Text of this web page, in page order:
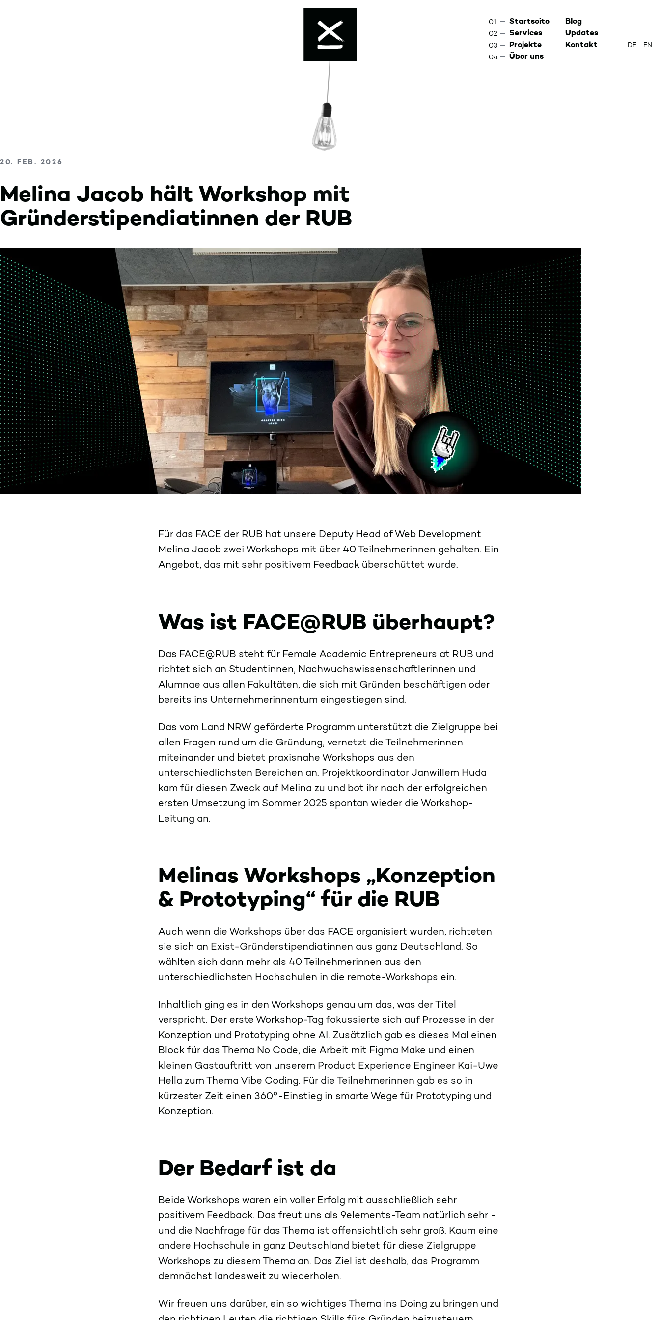
Startseite
Services
Projekte
Über uns
Blog
Updates
Kontakt
DE Zur
EN
Enable dark mode
VERÖFFENTLICHT AM
20. FEB. 2026
Melina Jacob hält Workshop mit
Gründerstipendiatinnen der RUB
Für das FACE der RUB hat unsere Deputy Head of Web Development
Melina Jacob zwei Workshops mit über 40 Teilnehmerinnen gehalten. Ein
Angebot, das mit sehr positivem Feedback überschüttet wurde.
Was ist FACE@RUB überhaupt?
Das FACE@RUB steht für Female Academic Entrepreneurs at RUB und
richtet sich an Studentinnen, Nachwuchswissenschaftlerinnen und
Alumnae aus allen Fakultäten, die sich mit Gründen beschäftigen oder
bereits ins Unternehmerinnentum eingestiegen sind.
Das vom Land NRW geförderte Programm unterstützt die Zielgruppe bei
allen Fragen rund um die Gründung, vernetzt die Teilnehmerinnen
miteinander und bietet praxisnahe Workshops aus den
unterschiedlichsten Bereichen an. Projektkoordinator Janwillem Huda
kam für diesen Zweck auf Melina zu und bot ihr nach der erfolgreichen
ersten Umsetzung im Sommer 2025 spontan wieder die Workshop-
Leitung an.
Melinas Workshops „Konzeption
& Prototyping“ für die RUB
Auch wenn die Workshops über das FACE organisiert wurden, richteten
sie sich an Exist-Gründerstipendiatinnen aus ganz Deutschland. So
wählten sich dann mehr als 40 Teilnehmerinnen aus den
unterschiedlichsten Hochschulen in die remote-Workshops ein.
Inhaltlich ging es in den Workshops genau um das, was der Titel
verspricht. Der erste Workshop-Tag fokussierte sich auf Prozesse in der
Konzeption und Prototyping ohne AI. Zusätzlich gab es dieses Mal einen
Block für das Thema No Code, die Arbeit mit Figma Make und einen
kleinen Gastauftritt von unserem Product Experience Engineer Kai-Uwe
Hella zum Thema Vibe Coding. Für die Teilnehmerinnen gab es so in
kürzester Zeit einen 360°-Einstieg in smarte Wege für Prototyping und
Konzeption.
Der Bedarf ist da
Beide Workshops waren ein voller Erfolg mit ausschließlich sehr
positivem Feedback. Das freut uns als 9elements-Team natürlich sehr -
und die Nachfrage für das Thema ist offensichtlich sehr groß. Kaum eine
andere Hochschule in ganz Deutschland bietet für diese Zielgruppe
Workshops zu diesem Thema an. Das Ziel ist deshalb, das Programm
demnächst landesweit zu wiederholen.
Wir freuen uns darüber, ein so wichtiges Thema ins Doing zu bringen und